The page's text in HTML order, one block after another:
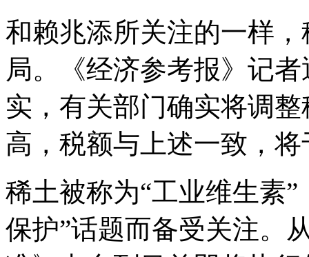
和赖兆添所关注的一样
局。《经济参考报》记
实，有关部门确实将调
高，税额与上述一致，
稀土被称为“工业维生素
保护”话题而备受关注。